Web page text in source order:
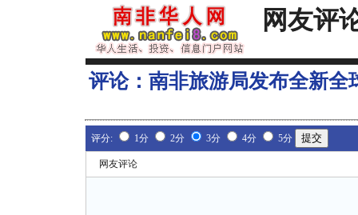
网友评
评论： 南非旅游局发布全新全
评分: 1分 2分 3分 4分 5分
网友评论